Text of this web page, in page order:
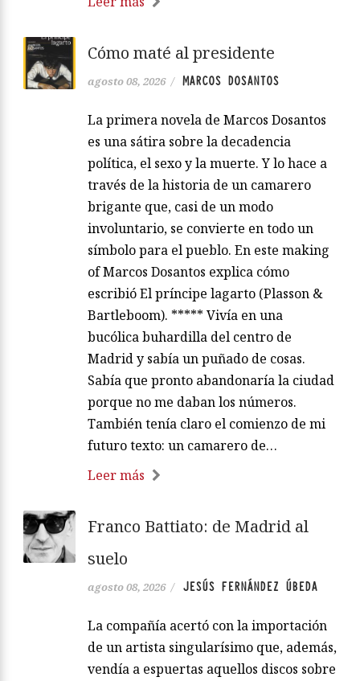
Cómo maté al presidente
agosto 08, 2026 / MARCOS DOSANTOS
La primera novela de Marcos Dosantos
es una sátira sobre la decadencia
política, el sexo y la muerte. Y lo hace a
través de la historia de un camarero
brigante que, casi de un modo
involuntario, se convierte en todo un
símbolo para el pueblo. En este making
of Marcos Dosantos explica cómo
escribió El príncipe lagarto (Plasson &
Bartleboom). ***** Vivía en una
bucólica buhardilla del centro de
Madrid y sabía un puñado de cosas.
Sabía que pronto abandonaría la ciudad
porque no me daban los números.
También tenía claro el comienzo de mi
futuro texto: un camarero de…
Leer más
Franco Battiato: de Madrid al
suelo
agosto 08, 2026 / JESÚS FERNÁNDEZ ÚBEDA
La compañía acertó con la importación
de un artista singularísimo que, además,
vendía a espuertas aquellos discos sobre